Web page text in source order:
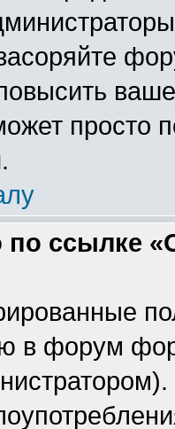
просто
ссылке
в форум